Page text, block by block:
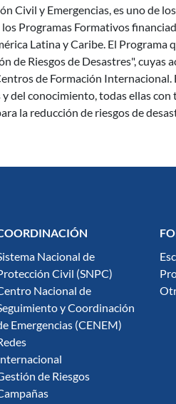
Civil y Emergencias, es uno de
Programas Formativos
Latina y Caribe. El Programa
de Riesgos de Desastres",
de Formación
conocimiento, todas ellas
la reducción de riesgos de
Nacional de
Civil (SNPC)
Nacional de
y Coordinación
Emergencias (CENEM)
de Riesgos